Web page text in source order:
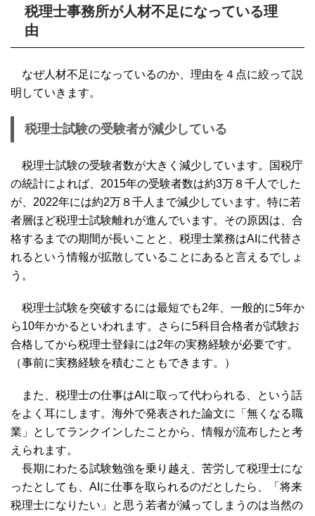
税理士事務所が人材不足になっている理
由
なぜ人材不足になっているのか、理由を４点に絞って説
明していきます。
税理士試験の受験者が減少している
税理士試験の受験者数が大きく減少しています。国税庁
の統計によれば、2015年の受験者数は約3万８千人でした
が、2022年には約2万８千人まで減少しています。特に若
者層ほど税理士試験離れが進んでいます。その原因は、合
格するまでの期間が長いことと、税理士業務はAIに代替さ
れるという情報が拡散していることにあると言えるでしょ
う。
税理士試験を突破するには最短でも2年、一般的に5年か
ら10年かかるといわれます。さらに5科目合格者が試験お
合格してから税理士登録には2年の実務経験が必要です。
（事前に実務経験を積むこともできます。）
また、税理士の仕事はAIに取って代わられる、という話
をよく耳にします。海外で発表された論文に「無くなる職
業」としてランクインしたことから、情報が流布したと考
えられます。
長期にわたる試験勉強を乗り越え、苦労して税理士にな
ったとしても、AIに仕事を取られるのだとしたら、「将来
税理士になりたい」と思う若者が減ってしまうのは当然の